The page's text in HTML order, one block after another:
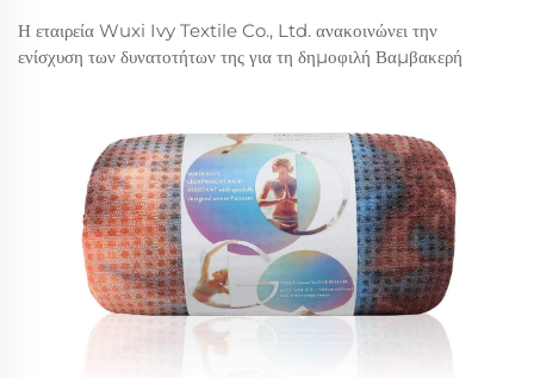
Η εταιρεία Wuxi Ivy Textile Co., Ltd. ανακοινώνει την
ενίσχυση των δυνατοτήτων της για τη δημοφιλή Βαμβακερή
λογότυπου. Σχεδιασμένη για γυμναστήρια, αθλητικές ομάδες,
ξενοδοχεία και επιχειρηματικά προωθητικά προγράμματα...